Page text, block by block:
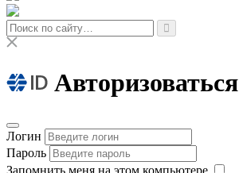
Авторизоваться
Логин
Пароль